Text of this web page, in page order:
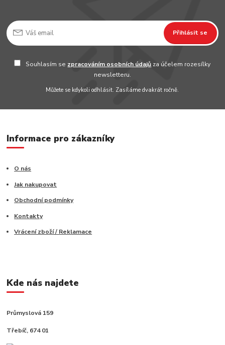
Přihlásit se
Souhlasím se zpracováním osobních údajů za účelem rozesílky
newsletteru.
Můžete se kdykoli odhlásit. Zasíláme dvakrát ročně.
Informace pro zákazníky
O nás
Jak nakupovat
Obchodní podmínky
Kontakty
Vrácení zboží / Reklamace
Kde nás najdete
Průmyslová 159
Třebíč, 674 01